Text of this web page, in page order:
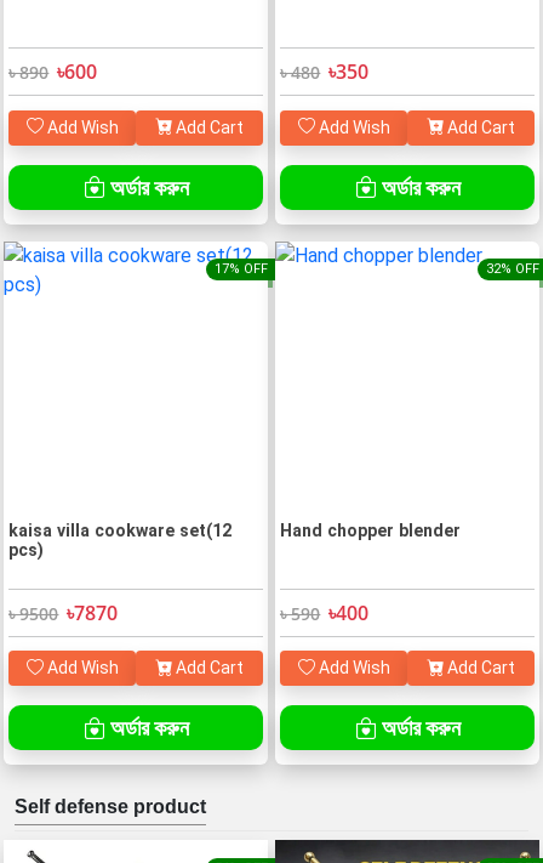
৳ 890 ৳600
Add Wish Add Cart
অর্ডার করুন
৳ 480 ৳350
Add Wish Add Cart
অর্ডার করুন
17% OFF
kaisa villa cookware set(12
pcs)
৳ 9500 ৳7870
Add Wish Add Cart
অর্ডার করুন
32% OFF
Hand chopper blender
৳ 590 ৳400
Add Wish Add Cart
অর্ডার করুন
Self defense product